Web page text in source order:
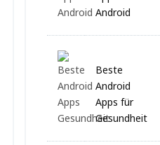
Android
Beste
Android
Apps für
Gesundheit